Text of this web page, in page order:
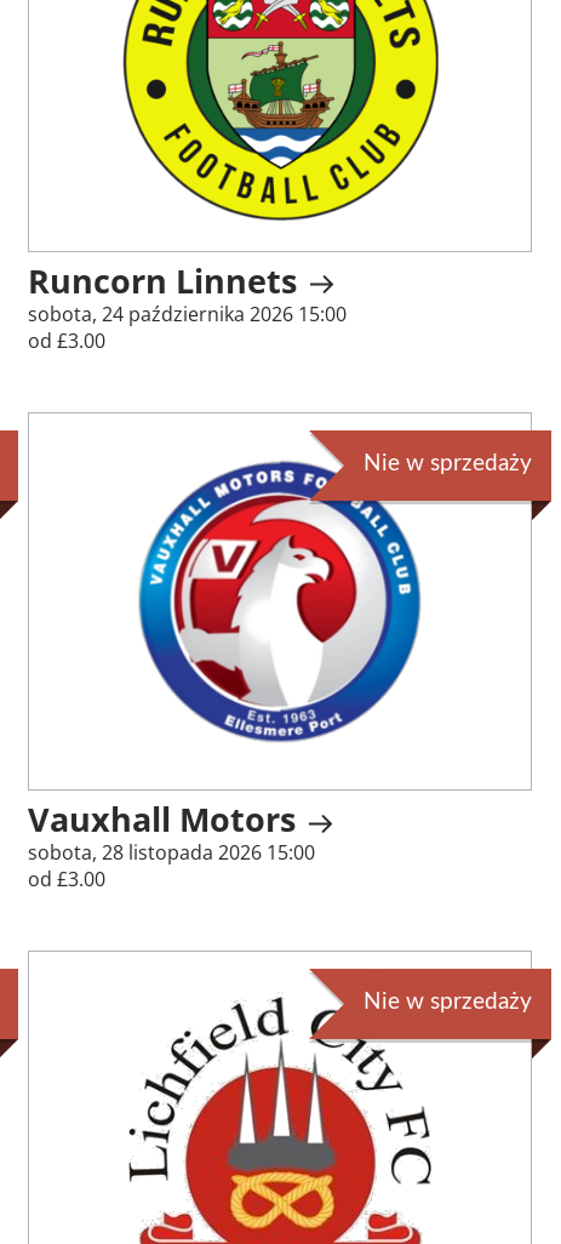
Runcorn Linnets
sobota, 24 października 2026 15:00
od £3.00
Nie w sprzedaży
Vauxhall Motors
sobota, 28 listopada 2026 15:00
od £3.00
Nie w sprzedaży